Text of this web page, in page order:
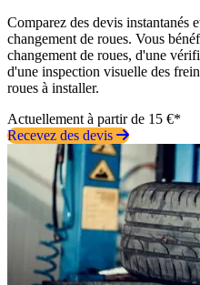
Comparez des devis instantanés
changement de roues. Vous
changement de roues, d'une
d'une inspection visuelle des
roues à installer.
Actuellement à partir de 15 €*
Recevez des devis